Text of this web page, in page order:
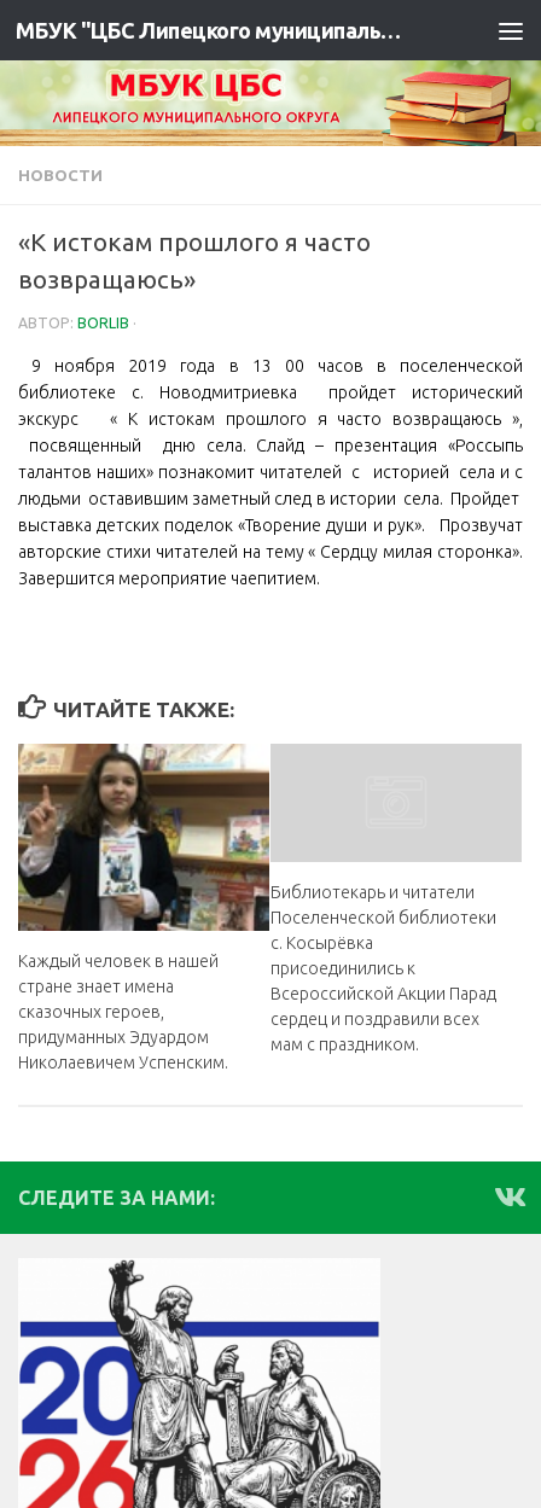
МБУК "ЦБС Липецкого муниципального района"
НОВОСТИ
«К истокам прошлого я часто
возвращаюсь»
АВТОР: BORLIB ·
9 ноября 2019 года в 13 00 часов в поселенческой
библиотеке с. Новодмитриевка пройдет исторический
экскурс « К истокам прошлого я часто возвращаюсь »,
посвященный дню села. Слайд – презентация «Россыпь
талантов наших» познакомит читателей с историей села и с
людьми оставившим заметный след в истории села. Пройдет
выставка детских поделок «Творение души и рук». Прозвучат
авторские стихи читателей на тему « Сердцу милая сторонка».
Завершится мероприятие чаепитием.
ЧИТАЙТЕ ТАКЖЕ:
Каждый человек в нашей
стране знает имена
сказочных героев,
придуманных Эдуардом
Николаевичем Успенским.
️Библиотекарь и читатели
Поселенческой библиотеки
с. Косырёвка
присоединились к
Всероссийской Акции ️Парад
сердец️ и поздравили всех
мам с праздником.
СЛЕДИТЕ ЗА НАМИ: